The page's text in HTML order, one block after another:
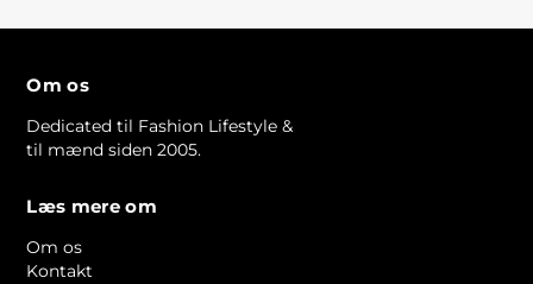
Om os
Dedicated til Fashion Lifestyle &
til mænd siden 2005.
Læs mere om
Om os
Kontakt